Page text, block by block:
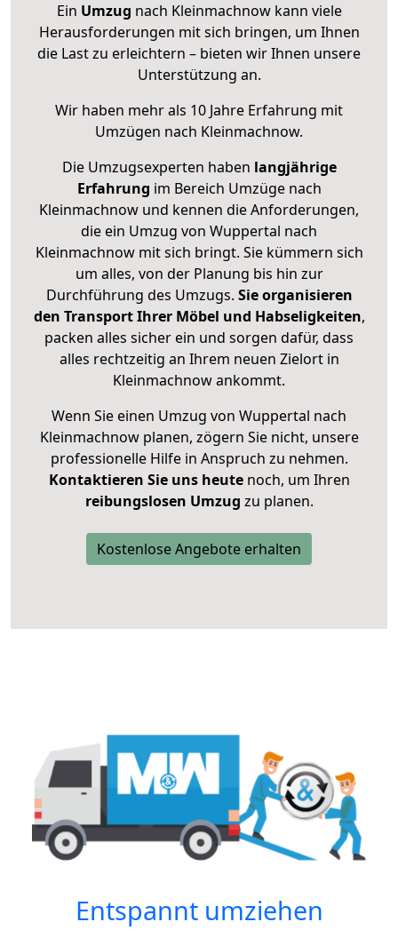
Ein Umzug nach Kleinmachnow kann viele
Herausforderungen mit sich bringen, um Ihnen
die Last zu erleichtern – bieten wir Ihnen unsere
Unterstützung an.
Wir haben mehr als 10 Jahre Erfahrung mit
Umzügen nach Kleinmachnow.
Die Umzugsexperten haben langjährige
Erfahrung im Bereich Umzüge nach
Kleinmachnow und kennen die Anforderungen,
die ein Umzug von Wuppertal nach
Kleinmachnow mit sich bringt. Sie kümmern sich
um alles, von der Planung bis hin zur
Durchführung des Umzugs. Sie organisieren
den Transport Ihrer Möbel und Habseligkeiten,
packen alles sicher ein und sorgen dafür, dass
alles rechtzeitig an Ihrem neuen Zielort in
Kleinmachnow ankommt.
Wenn Sie einen Umzug von Wuppertal nach
Kleinmachnow planen, zögern Sie nicht, unsere
professionelle Hilfe in Anspruch zu nehmen.
Kontaktieren Sie uns heutenoch, um Ihren
reibungslosen Umzug zu planen.
Kostenlose Angebote erhalten
Entspannt umziehen